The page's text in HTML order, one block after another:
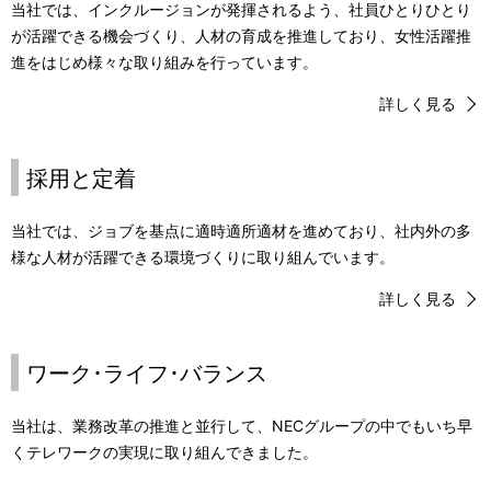
当社では、インクルージョンが発揮されるよう、社員ひとりひとり
が活躍できる機会づくり、人材の育成を推進しており、女性活躍推
進をはじめ様々な取り組みを行っています。
詳しく見る
採用と定着
当社では、ジョブを基点に適時適所適材を進めており、社内外の多
様な人材が活躍できる環境づくりに取り組んでいます。
詳しく見る
ワーク･ライフ･バランス
当社は、業務改革の推進と並行して、NECグループの中でもいち早
くテレワークの実現に取り組んできました。